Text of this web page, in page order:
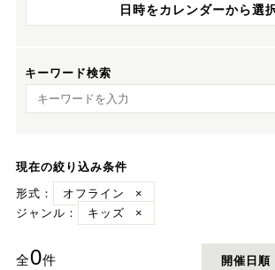
日時をカレンダーから選
キーワード検索
キーワード検索
現在の絞り込み条件
形式：
オフライン
×
ジャンル：
キッズ ×
全0件 開催日順